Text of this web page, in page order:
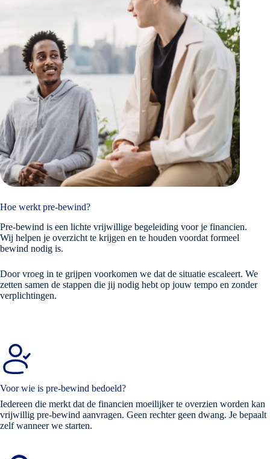
Hoe werkt pre-bewind?
Pre-bewind is een lichte vrijwillige begeleiding voor je financien.
Wij helpen je overzicht te krijgen en te houden voordat formeel
bewind nodig is.
Door vroeg in te grijpen voorkomen we dat de situatie escaleert. We
zetten samen de stappen die jij nodig hebt op jouw tempo en zonder
verplichtingen.
Voor wie is pre-bewind bedoeld?
Iedereen die merkt dat de financien moeilijker te overzien worden kan
vrijwillig pre-bewind aanvragen. Geen rechter geen dwang. Je bepaalt
zelf wanneer we starten.